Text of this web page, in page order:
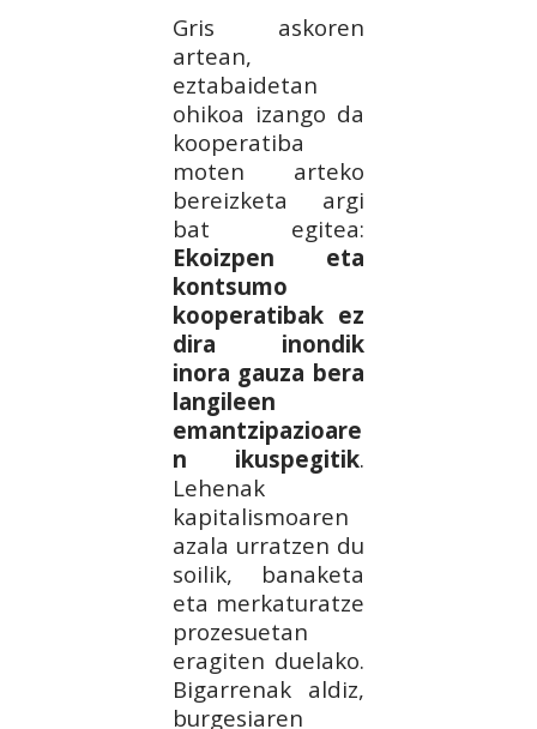
Gris askoren
artean,
eztabaidetan
ohikoa izango da
kooperatiba
moten arteko
bereizketa argi
bat egitea:
Ekoizpen eta
kontsumo
kooperatibak ez
dira inondik
inora gauza bera
langileen
emantzipazioare
n ikuspegitik.
Lehenak
kapitalismoaren
azala urratzen du
soilik, banaketa
eta merkaturatze
prozesuetan
eragiten duelako.
Bigarrenak aldiz,
burgesiaren